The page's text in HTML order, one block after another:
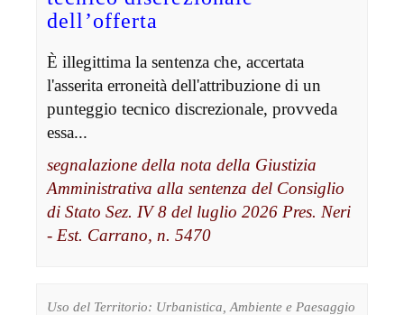
dell’offerta
È illegittima la sentenza che, accertata
l'asserita erroneità dell'attribuzione di un
punteggio tecnico discrezionale, provveda
essa...
segnalazione della nota della Giustizia
Amministrativa alla sentenza del Consiglio
di Stato Sez. IV 8 del luglio 2026 Pres. Neri
- Est. Carrano, n. 5470
Uso del Territorio: Urbanistica, Ambiente e Paesaggio